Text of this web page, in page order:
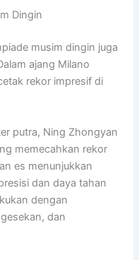
Dingin
musim dingin juga
ajang Milano
rekor impresif di
putra, Ning Zhongyan
memecahkan rekor
es menunjukkan
dan daya tahan
dengan
dan